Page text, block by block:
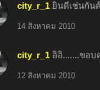
city_r_1 ยินดีเช่นกัน
14 สิงหาคม 2010
city_r_1 อิอิ.......ขอ
12 สิงหาคม 2010